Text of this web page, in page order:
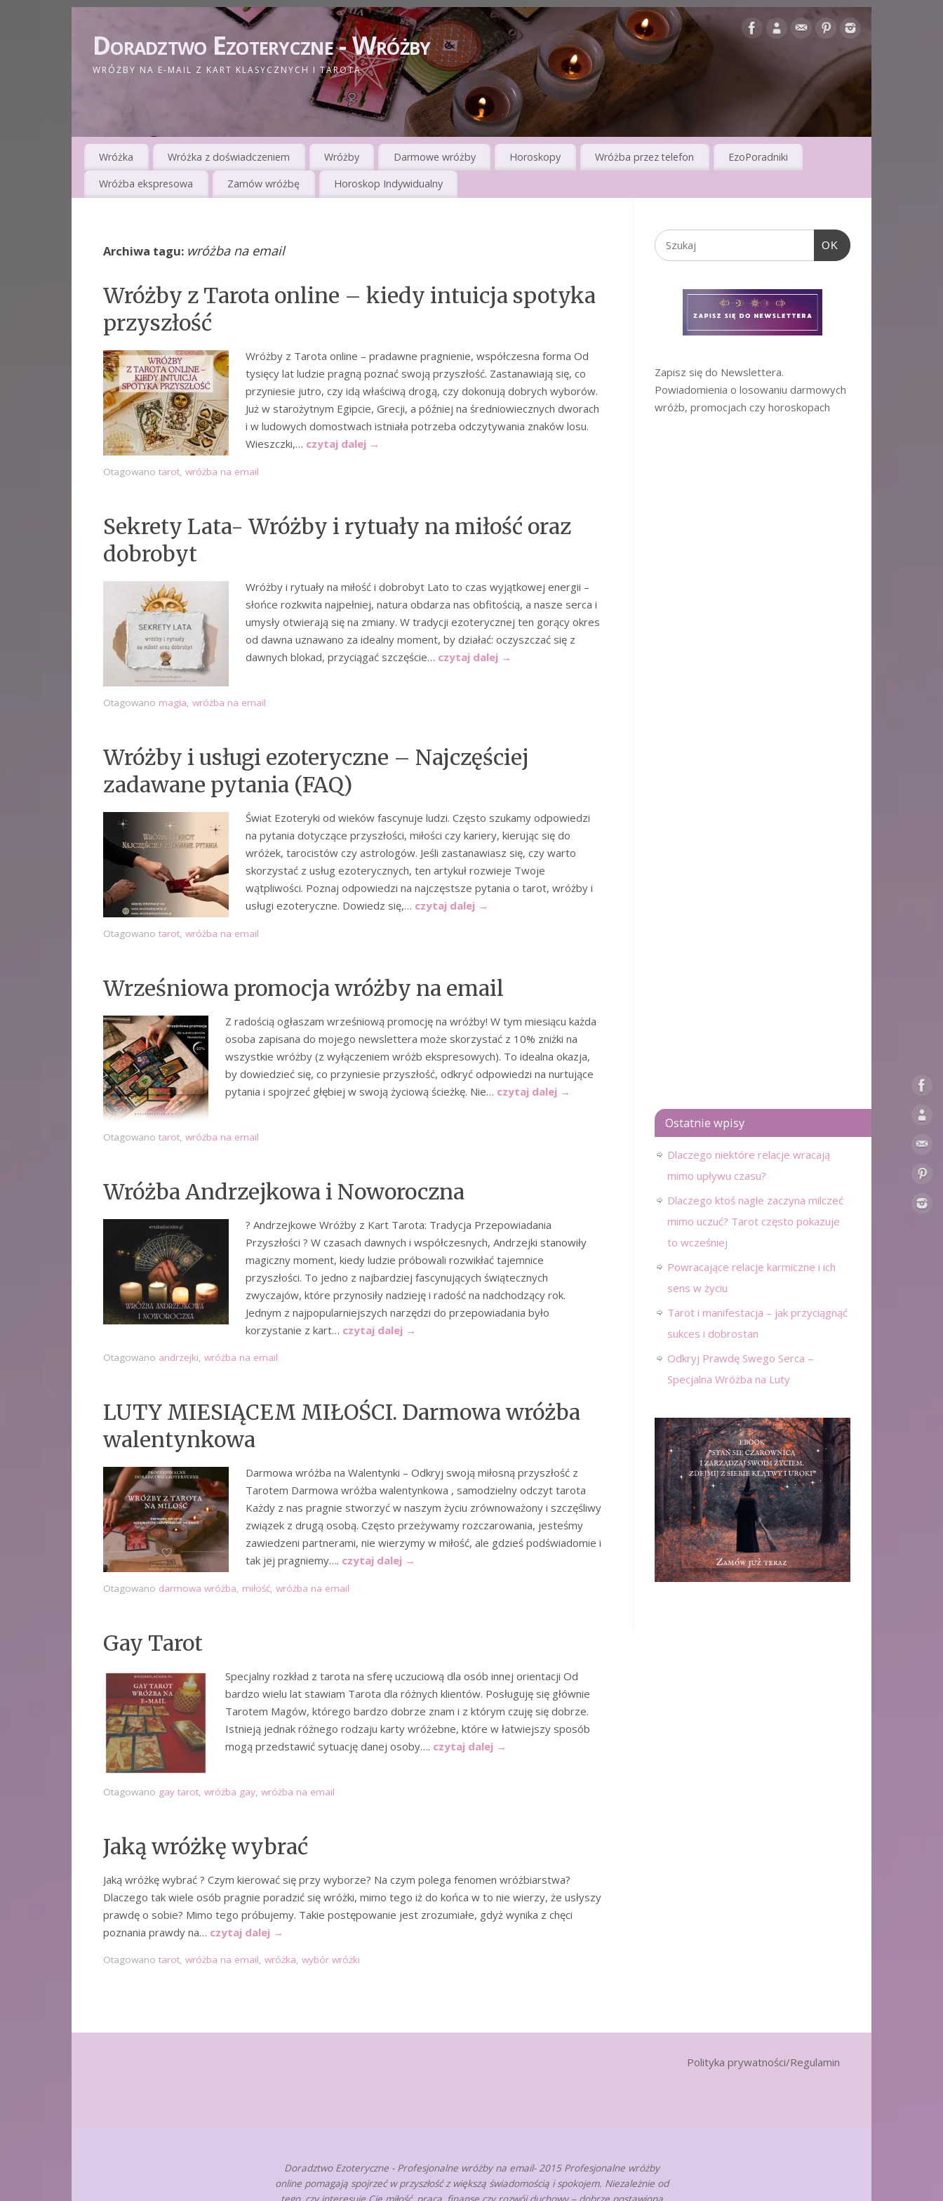
Doradztwo Ezoteryczne - Wróżby
WRÓŻBY NA E-MAIL Z KART KLASYCZNYCH I TAROTA
Wróżka Wróżka z doświadczeniem Wróżby Darmowe wróżby Horoskopy Wróżba przez telefon EzoPoradniki
Wróżba ekspresowa Zamów wróżbę Horoskop Indywidualny
Archiwa tagu: wróżba na email
Wróżby z Tarota online – kiedy intuicja spotyka
przyszłość
Wróżby z Tarota online – pradawne pragnienie, współczesna forma Od
tysięcy lat ludzie pragną poznać swoją przyszłość. Zastanawiają się, co
przyniesie jutro, czy idą właściwą drogą, czy dokonują dobrych wyborów.
Już w starożytnym Egipcie, Grecji, a później na średniowiecznych dworach
i w ludowych domostwach istniała potrzeba odczytywania znaków losu.
Wieszczki,… czytaj dalej →
Otagowano tarot wróżba na email
Sekrety Lata- Wróżby i rytuały na miłość oraz
dobrobyt
Wróżby i rytuały na miłość i dobrobyt Lato to czas wyjątkowej energii –
słońce rozkwita najpełniej, natura obdarza nas obfitością, a nasze serca i
umysły otwierają się na zmiany. W tradycji ezoterycznej ten gorący okres
od dawna uznawano za idealny moment, by działać: oczyszczać się z
dawnych blokad, przyciągać szczęście… czytaj dalej →
Otagowano magia wróżba na email
Wróżby i usługi ezoteryczne – Najczęściej
zadawane pytania (FAQ)
Świat Ezoteryki od wieków fascynuje ludzi. Często szukamy odpowiedzi
na pytania dotyczące przyszłości, miłości czy kariery, kierując się do
wróżek, tarocistów czy astrologów. Jeśli zastanawiasz się, czy warto
skorzystać z usług ezoterycznych, ten artykuł rozwieje Twoje
wątpliwości. Poznaj odpowiedzi na najczęstsze pytania o tarot, wróżby i
usługi ezoteryczne. Dowiedz się,… czytaj dalej →
Otagowano tarot wróżba na email
Wrześniowa promocja wróżby na email
Z radością ogłaszam wrześniową promocję na wróżby! W tym miesiącu każda
osoba zapisana do mojego newslettera może skorzystać z 10% zniżki na
wszystkie wróżby (z wyłączeniem wróżb ekspresowych). To idealna okazja,
by dowiedzieć się, co przyniesie przyszłość, odkryć odpowiedzi na nurtujące
pytania i spojrzeć głębiej w swoją życiową ścieżkę. Nie… czytaj dalej →
Otagowano tarot wróżba na email
Wróżba Andrzejkowa i Noworoczna
? Andrzejkowe Wróżby z Kart Tarota: Tradycja Przepowiadania
Przyszłości ? W czasach dawnych i współczesnych, Andrzejki stanowiły
magiczny moment, kiedy ludzie próbowali rozwikłać tajemnice
przyszłości. To jedno z najbardziej fascynujących świątecznych
zwyczajów, które przynosiły nadzieję i radość na nadchodzący rok.
Jednym z najpopularniejszych narzędzi do przepowiadania było
korzystanie z kart… czytaj dalej →
Otagowano andrzejki wróżba na email
LUTY MIESIĄCEM MIŁOŚCI. Darmowa wróżba
walentynkowa
Darmowa wróżba na Walentynki – Odkryj swoją miłosną przyszłość z
Tarotem Darmowa wróżba walentynkowa , samodzielny odczyt tarota
Każdy z nas pragnie stworzyć w naszym życiu zrównoważony i szczęśliwy
związek z drugą osobą. Często przeżywamy rozczarowania, jesteśmy
zawiedzeni partnerami, nie wierzymy w miłość, ale gdzieś podświadomie i
tak jej pragniemy…. czytaj dalej →
Otagowano darmowa wróżba miłość wróżba na email
Gay Tarot
Specjalny rozkład z tarota na sferę uczuciową dla osób innej orientacji Od
bardzo wielu lat stawiam Tarota dla różnych klientów. Posługuję się głównie
Tarotem Magów, którego bardzo dobrze znam i z którym czuję się dobrze.
Istnieją jednak różnego rodzaju karty wróżebne, które w łatwiejszy sposób
mogą przedstawić sytuację danej osoby…. czytaj dalej →
Otagowano gay tarot wróżba gay wróżba na email
Jaką wróżkę wybrać
Jaką wróżkę wybrać ? Czym kierować się przy wyborze? Na czym polega fenomen wróżbiarstwa?
Dlaczego tak wiele osób pragnie poradzić się wróżki, mimo tego iż do końca w to nie wierzy, że usłyszy
prawdę o sobie? Mimo tego próbujemy. Takie postępowanie jest zrozumiałe, gdyż wynika z chęci
poznania prawdy na… czytaj dalej →
Otagowano tarot wróżba na email wróżka wybór wróżki
OK
Zapisz się do Newslettera.
Powiadomienia o losowaniu darmowych
wróżb, promocjach czy horoskopach
Ostatnie wpisy
Dlaczego niektóre relacje wracają
mimo upływu czasu?
Dlaczego ktoś nagle zaczyna milczeć
mimo uczuć? Tarot często pokazuje
to wcześniej
Powracające relacje karmiczne i ich
sens w życiu
Tarot i manifestacja – jak przyciągnąć
sukces i dobrostan
Odkryj Prawdę Swego Serca –
Specjalna Wróżba na Luty
Polityka prywatności/Regulamin
Doradztwo Ezoteryczne - Profesjonalne wróżby na email- 2015 Profesjonalne wróżby
online pomagają spojrzeć w przyszłość z większą świadomością i spokojem. Niezależnie od